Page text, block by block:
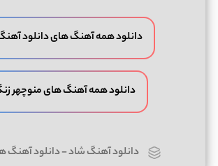
دانلود همه آهنگ های دانلود
دانلود همه آهنگ های منوچهر
دانلود آهنگ شاد-دانلود آهنگ